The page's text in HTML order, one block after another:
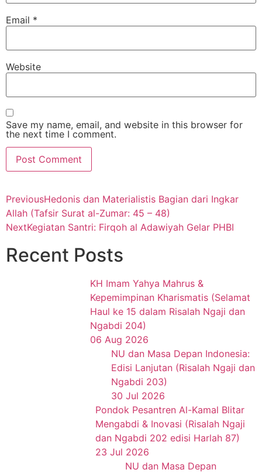
Email *
Website
Save my name, email, and website in this browser for
the next time I comment.
PreviousHedonis dan Materialistis Bagian dari Ingkar
Allah (Tafsir Surat al-Zumar: 45 – 48)
NextKegiatan Santri: Firqoh al Adawiyah Gelar PHBI
Recent Posts
KH Imam Yahya Mahrus &
Kepemimpinan Kharismatis (Selamat
Haul ke 15 dalam Risalah Ngaji dan
Ngabdi 204)
06 Aug 2026
NU dan Masa Depan Indonesia:
Edisi Lanjutan (Risalah Ngaji dan
Ngabdi 203)
30 Jul 2026
Pondok Pesantren Al-Kamal Blitar
Mengabdi & Inovasi (Risalah Ngaji
dan Ngabdi 202 edisi Harlah 87)
23 Jul 2026
NU dan Masa Depan